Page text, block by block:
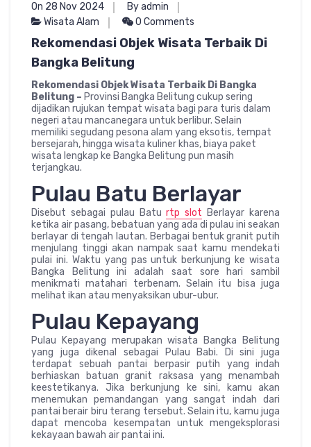
On 28 Nov 2024
By admin
Wisata Alam
0 Comments
Rekomendasi Objek Wisata Terbaik Di
Bangka Belitung
Rekomendasi Objek Wisata Terbaik Di Bangka
Belitung – Provinsi Bangka Belitung cukup sering
dijadikan rujukan tempat wisata bagi para turis dalam
negeri atau mancanegara untuk berlibur. Selain
memiliki segudang pesona alam yang eksotis, tempat
bersejarah, hingga wisata kuliner khas, biaya paket
wisata lengkap ke Bangka Belitung pun masih
terjangkau.
Pulau Batu Berlayar
Disebut sebagai pulau Baturtp slot Berlayar karena
ketika air pasang, bebatuan yang ada di pulau ini seakan
berlayar di tengah lautan. Berbagai bentuk granit putih
menjulang tinggi akan nampak saat kamu mendekati
pulai ini. Waktu yang pas untuk berkunjung ke wisata
Bangka Belitung ini adalah saat sore hari sambil
menikmati matahari terbenam. Selain itu bisa juga
melihat ikan atau menyaksikan ubur-ubur.
Pulau Kepayang
Pulau Kepayang merupakan wisata Bangka Belitung
yang juga dikenal sebagai Pulau Babi. Di sini juga
terdapat sebuah pantai berpasir putih yang indah
berhiaskan batuan granit raksasa yang menambah
keestetikanya. Jika berkunjung ke sini, kamu akan
menemukan pemandangan yang sangat indah dari
pantai berair biru terang tersebut. Selain itu, kamu juga
dapat mencoba kesempatan untuk mengeksplorasi
kekayaan bawah air pantai ini.